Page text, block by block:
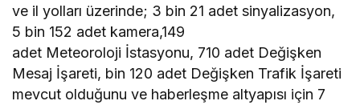
ve il yolları üzerinde; 3 bin 21 adet sinyalizasyon,
5 bin 152 adet kamera,149
adet Meteoroloji İstasyonu, 710 adet Değişken
Mesaj İşareti, bin 120 adet Değişken Trafik İşareti
mevcut olduğunu ve haberleşme altyapısı için 7